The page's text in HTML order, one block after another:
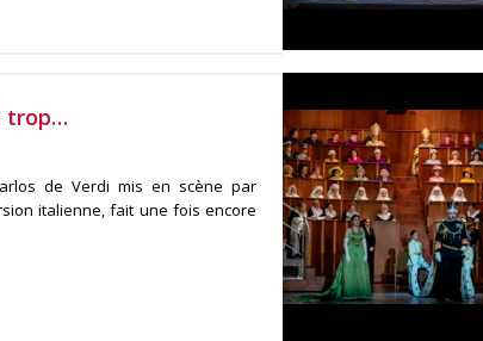
trop…
de Verdi mis en scène par
italienne, fait une fois encore